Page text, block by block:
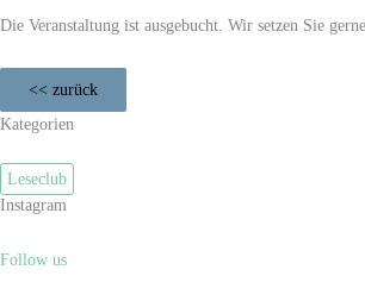
Die Veranstaltung ist ausgebucht. Wir setzen Sie
<< zurück
Kategorien
Leseclub
Instagram
Follow us